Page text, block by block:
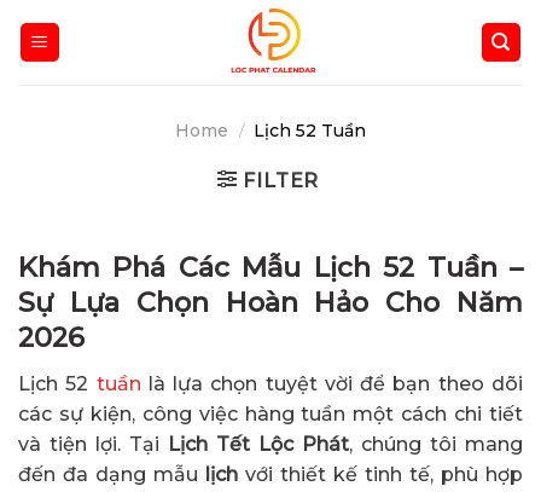
Home / Lịch 52 Tuần
FILTER
Khám Phá Các Mẫu Lịch 52 Tuần –
Sự Lựa Chọn Hoàn Hảo Cho Năm
2026
Lịch 52 tuần là lựa chọn tuyệt vời để bạn theo dõi
các sự kiện, công việc hàng tuần một cách chi tiết
và tiện lợi. Tại
Lịch Tết Lộc Phát, chúng tôi mang
đến đa dạng mẫu
lịch với thiết kế tinh tế, phù hợp